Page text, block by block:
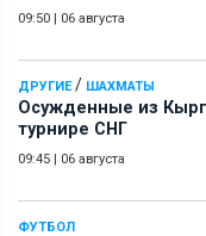
09:50 | 06 августа
ДРУГИЕ/ ШАХМАТЫ
Осужденные из
турнире СНГ
09:45 | 06 августа
ФУТБОЛ